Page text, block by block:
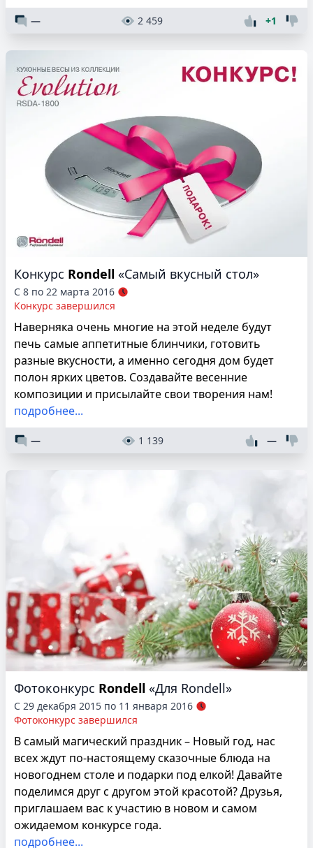
— 2 459 +1
Конкурс Rondell «Самый вкусный стол»
С 8 по 22 марта 2016
Конкурс завершился
Наверняка очень многие на этой неделе будут
печь самые аппетитные блинчики, готовить
разные вкусности, а именно сегодня дом будет
полон ярких цветов. Создавайте весенние
композиции и присылайте свои творения нам!
подробнее...
— 1 139 —
Фотоконкурс Rondell «Для Rondell»
С 29 декабря 2015 по 11 января 2016
Фотоконкурс завершился
В самый магический праздник – Новый год, нас
всех ждут по-настоящему сказочные блюда на
новогоднем столе и подарки под елкой! Давайте
поделимся друг с другом этой красотой? Друзья,
приглашаем вас к участию в новом и самом
ожидаемом конкурсе года.
подробнее...